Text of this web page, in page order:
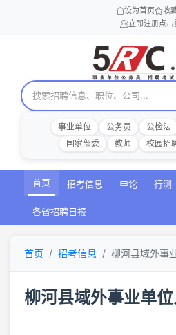
设为首页
收
立即注册点击
事业单位 公务员 公检法
国家部委
教师 校园招
首页 招考信息 申论 行测
各省招聘日报
首页 招考信息 柳河县域外事
柳河县域外事业单